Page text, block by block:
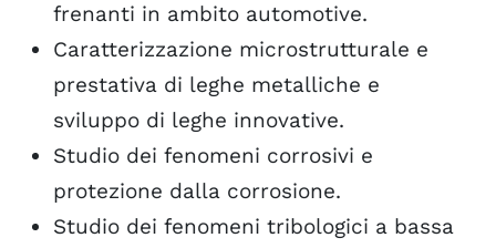
frenanti in ambito automotive.
Caratterizzazione microstrutturale e
prestativa di leghe metalliche e
sviluppo di leghe innovative.
Studio dei fenomeni corrosivi e
protezione dalla corrosione.
Studio dei fenomeni tribologici a bassa